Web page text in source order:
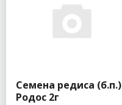
Семена редиса (б.п.)
Родос 2г